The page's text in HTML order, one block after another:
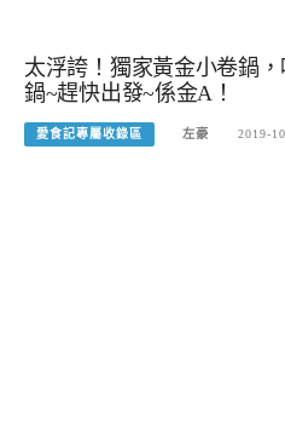
太浮誇！獨家黃金小卷鍋
鍋~趕快出發~係金A！
愛食記專屬收錄區 左豪 2019-